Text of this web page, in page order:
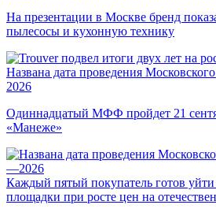
На презентации в Москве бренд
пылесосы и кухонную технику
Названа дата проведения
2026
Одиннадцатый МФФ пройдет 21
«Манеже»
Каждый пятый покупатель готов
площадки при росте цен на